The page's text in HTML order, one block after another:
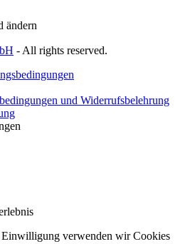
ändern
- All rights reserved.
und Widerrufsbelehrung
verwenden wir Cookies